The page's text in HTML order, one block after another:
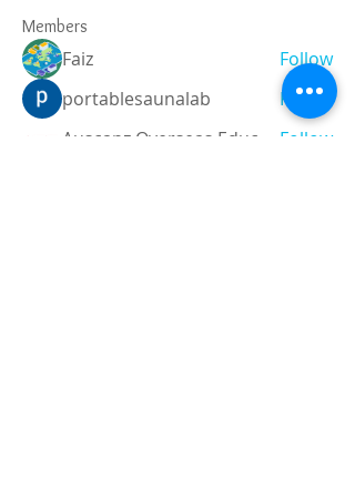
Members
Faiz
Follow
portablesaunalab
Follow
Follow